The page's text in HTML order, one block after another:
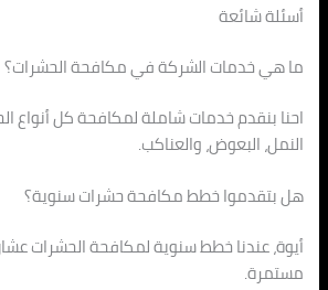
أسئلة شائعة
ما هي خدمات الشركة في مكافحة الحشرات؟
احنا بنقدم خدمات شاملة لمكافحة كل أنواع
النمل، البعوض، والعناكب.
هل بتقدموا خطط مكافحة حشرات سنوية؟
أيوة، عندنا خطط سنوية لمكافحة الحشرات
مستمرة.